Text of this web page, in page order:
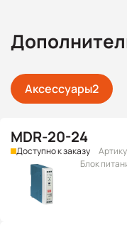
Аксессуары2
MDR-20-24
Доступно к заказу
Блок